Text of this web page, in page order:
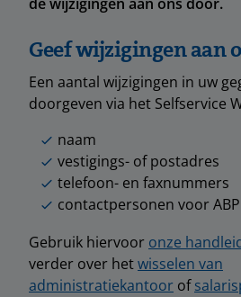
Geef wijzigingen aan
Een aantal wijzigingen in uw
doorgeven via het Selfservice
naam
vestigings- of postadres
telefoon- en faxnummers
contactpersonen voor ABP
Gebruik hiervoor onze
verder over hetwisselen van
administratiekantoor of